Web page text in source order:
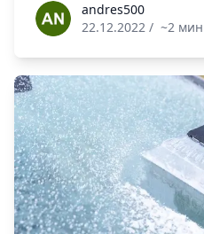
andres500andres500
22.12.2022 / ~2